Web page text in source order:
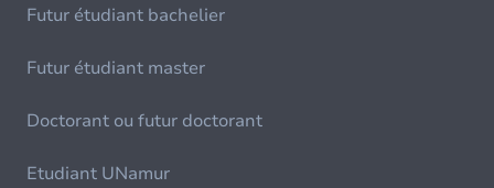
Futur étudiant bachelier
Futur étudiant master
Doctorant ou futur doctorant
Etudiant UNamur